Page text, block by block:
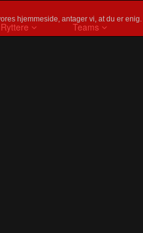
hjemmeside, antager vi, at du er enig.
Ryttere Teams